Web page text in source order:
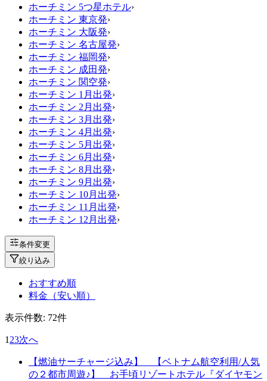
ホーチミン 5つ星ホテル›
ホーチミン 東京発›
ホーチミン 大阪発›
ホーチミン 名古屋発›
ホーチミン 福岡発›
ホーチミン 成田発›
ホーチミン 関空発›
ホーチミン 1月出発›
ホーチミン 2月出発›
ホーチミン 3月出発›
ホーチミン 4月出発›
ホーチミン 5月出発›
ホーチミン 6月出発›
ホーチミン 8月出発›
ホーチミン 9月出発›
ホーチミン 10月出発›
ホーチミン 11月出発›
ホーチミン 12月出発›
条件変更
絞り込み
おすすめ順
料金（安い順）
表示件数: 72件
1 23次へ
【燃油サーチャージ込み】 【ベトナム航空利用/人気
の２都市周遊♪】 お手頃リゾートホテル『ダイヤモン